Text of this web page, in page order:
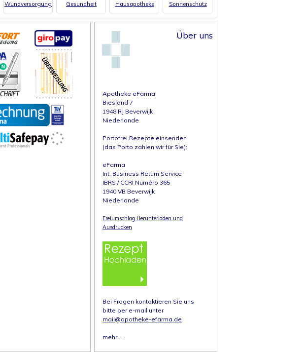
Wundversorgung Gesundheit Hausapotheke Sonnenschutz
Über uns
Apotheke eFarma
Biesland 7
1948 RJ Beverwijk
Niederlande
Portofrei Rezepte einsenden
(das Porto zahlen wir für Sie):
eFarma
Int. Business Return Service
IBRS / CCRI Numéro 365
1940 VB Beverwijk
Niederlande
Freiumschlag Herunterladen und
Ausdrucken
Bei Fragen kontaktieren Sie uns
bitte per e-mail unter
mail@apotheke-efarma.de
mehr...